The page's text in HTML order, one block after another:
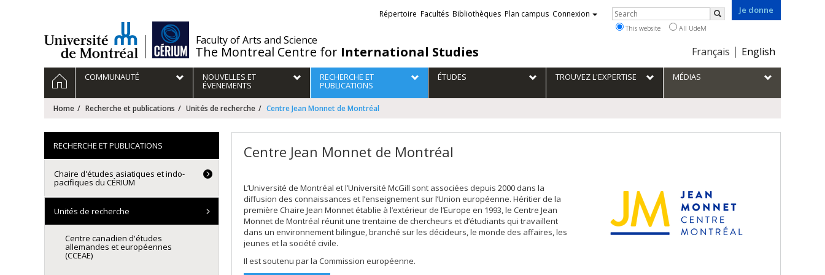
Faculty of Arts and Science
The Montreal Centre for International Studies
Je donne
Choix
la
langue
Français English
Liens
externes
Répertoire Facultés Bibliothèques Plan campus Connexion Rechercher
Search
This website All UdeM
Navigation
principale
HOMECOMMUNAUTÉ NOUVELLES ET
ÉVENEMENTS
RECHERCHE ET
PUBLICATIONS
ÉTUDES TROUVEZ L'EXPERTISE MÉDIAS
Home Recherche et publications Unités de recherche Centre Jean Monnet de Montréal
Centre Jean Monnet de Montréal
L’Université de Montréal et l’Université McGill sont associées depuis 2000 dans la
diffusion des connaissances et l’enseignement sur l’Union européenne. Héritier de la
première Chaire Jean Monnet établie à l’extérieur de l’Europe en 1993, le Centre Jean
Monnet de Montréal réunit une trentaine de chercheurs et d’étudiants qui travaillent
dans un environnement bilingue, branché sur les décideurs, le monde des affaires, les
jeunes et la société civile.
Il est soutenu par la Commission européenne.
RECHERCHE ET PUBLICATIONS
Chaire d'études asiatiques et indo-
pacifiques du CÉRIUM
Unités de recherche
Centre canadien d'études
allemandes et européennes
(CCEAE)